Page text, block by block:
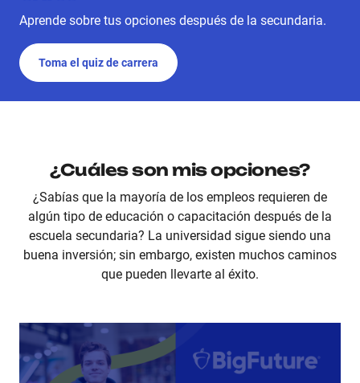
Aprende sobre tus opciones después de la secundaria.
Toma el quiz de carrera
¿Cuáles son mis opciones?
¿Sabías que la mayoría de los empleos requieren de
algún tipo de educación o capacitación después de la
escuela secundaria? La universidad sigue siendo una
buena inversión; sin embargo, existen muchos caminos
que pueden llevarte al éxito.